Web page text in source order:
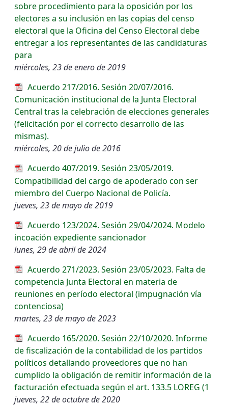
sobre procedimiento para la oposición por los
electores a su inclusión en las copias del censo
electoral que la Oficina del Censo Electoral debe
entregar a los representantes de las candidaturas
para
miércoles, 23 de enero de 2019
Acuerdo 217/2016. Sesión 20/07/2016.
Comunicación institucional de la Junta Electoral
Central tras la celebración de elecciones generales
(felicitación por el correcto desarrollo de las
mismas).
miércoles, 20 de julio de 2016
Acuerdo 407/2019. Sesión 23/05/2019.
Compatibilidad del cargo de apoderado con ser
miembro del Cuerpo Nacional de Policía.
jueves, 23 de mayo de 2019
Acuerdo 123/2024. Sesión 29/04/2024. Modelo
incoación expediente sancionador
lunes, 29 de abril de 2024
Acuerdo 271/2023. Sesión 23/05/2023. Falta de
competencia Junta Electoral en materia de
reuniones en período electoral (impugnación vía
contenciosa)
martes, 23 de mayo de 2023
Acuerdo 165/2020. Sesión 22/10/2020. Informe
de fiscalización de la contabilidad de los partidos
políticos detallando proveedores que no han
cumplido la obligación de remitir información de la
facturación efectuada según el art. 133.5 LOREG (1
jueves, 22 de octubre de 2020